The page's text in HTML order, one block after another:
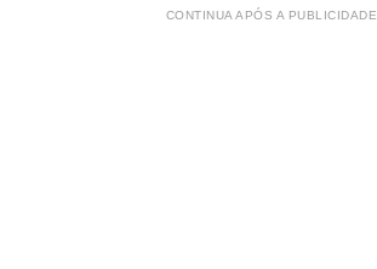
CONTINUA APÓS A PUBLICIDADE